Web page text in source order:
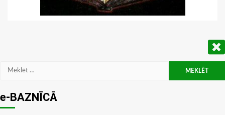
Meklēt:
e-BAZNĪCĀ